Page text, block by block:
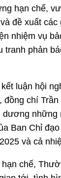
hạn chế,
đề xuất các
nhiệm vụ
phản
luận hội
chí
dương những
Ban Chỉ
và cả
chế,